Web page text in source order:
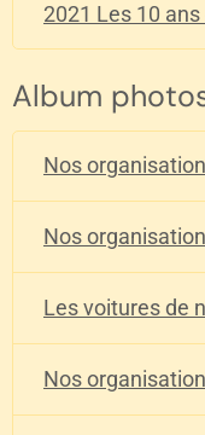
2021 Les 10 ans
Album
Nos
Nos
Les voitures de
Nos